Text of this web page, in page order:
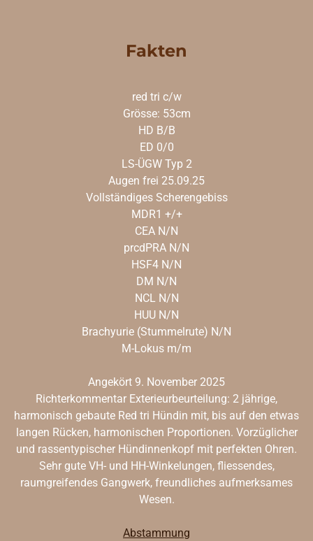
Fakten
red tri c/w
Grösse: 53cm
HD B/B
ED 0/0
LS-ÜGW Typ 2
Augen frei 25.09.25
Vollständiges Scherengebiss
MDR1 +/+
CEA N/N
prcdPRA N/N
HSF4 N/N
DM N/N
NCL N/N
HUU N/N
Brachyurie (Stummelrute) N/N
M-Lokus m/m
Angekört 9. November 2025
Richterkommentar Exterieurbeurteilung: 2 jährige,
harmonisch gebaute Red tri Hündin mit, bis auf den etwas
langen Rücken, harmonischen Proportionen. Vorzüglicher
und rassentypischer Hündinnenkopf mit perfekten Ohren.
Sehr gute VH- und HH-Winkelungen, fliessendes,
raumgreifendes Gangwerk, freundliches aufmerksames
Wesen.
Abstammung